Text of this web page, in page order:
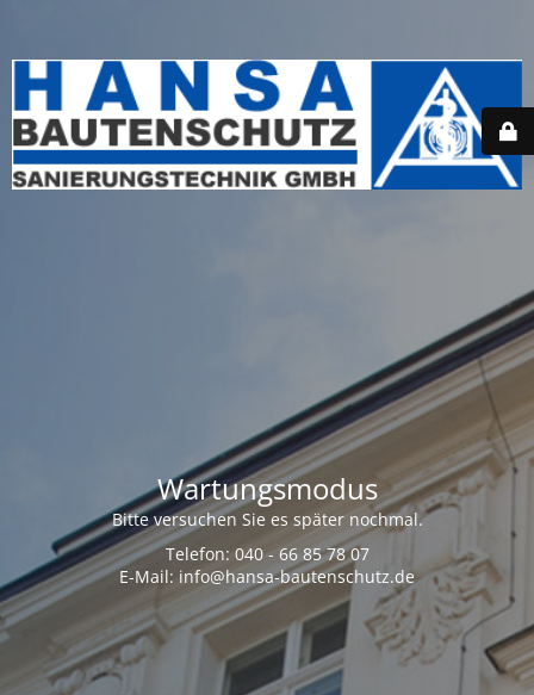
Wartungsmodus
Bitte versuchen Sie es später nochmal.
Telefon: 040 - 66 85 78 07
E-Mail: info@hansa-bautenschutz.de